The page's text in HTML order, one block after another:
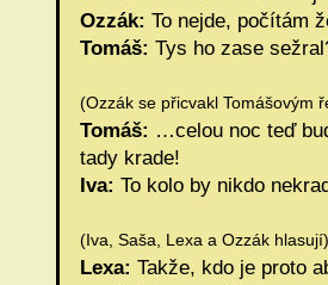
Ozzák: To nejde, počítám
Tomáš: Tys ho zase
(Ozzák se přicvakl Tomášovým
Tomáš: …celou noc teď
tady krade!
Iva: To kolo by nikdo
(Iva, Saša, Lexa a Ozzák hlasují)
Lexa: Takže, kdo je proto